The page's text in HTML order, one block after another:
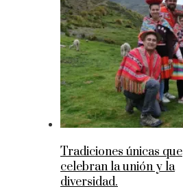
Tradiciones únicas que
celebran la unión y la
diversidad.